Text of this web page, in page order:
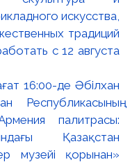
16:00-де Әбілхан
Республикасының
палитрасы:
Қазақстан
музейі қорынан»